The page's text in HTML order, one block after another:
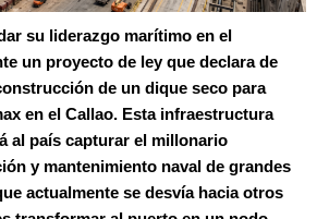
su liderazgo marítimo en el
un proyecto de ley que declara de
de un dique seco para
en el Callao. Esta infraestructura
al país capturar el millonario
y mantenimiento naval de grandes
actualmente se desvía hacia otros